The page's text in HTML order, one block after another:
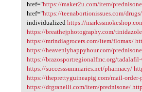
href="https://maker2u.com/item/
href="https://teenabortionissues.com/
individualizedhttps://
https://breathejphotography.com/
https://mrindiagrocers.com/item/flomax/
https://heavenlyhappyhour.com/
https://brazosportregionalfmc.org/
https://successsummaries.net/pharmacy/
https://theprettyguineapig.com/mail-order-
https://drgranelli.com/item/prednisone/